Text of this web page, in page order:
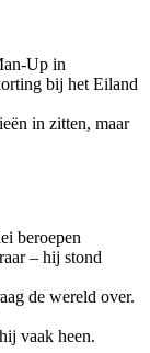
Up in
bij het Eiland
in zitten, maar
beroepen
– hij stond
de wereld over.
vaak heen.